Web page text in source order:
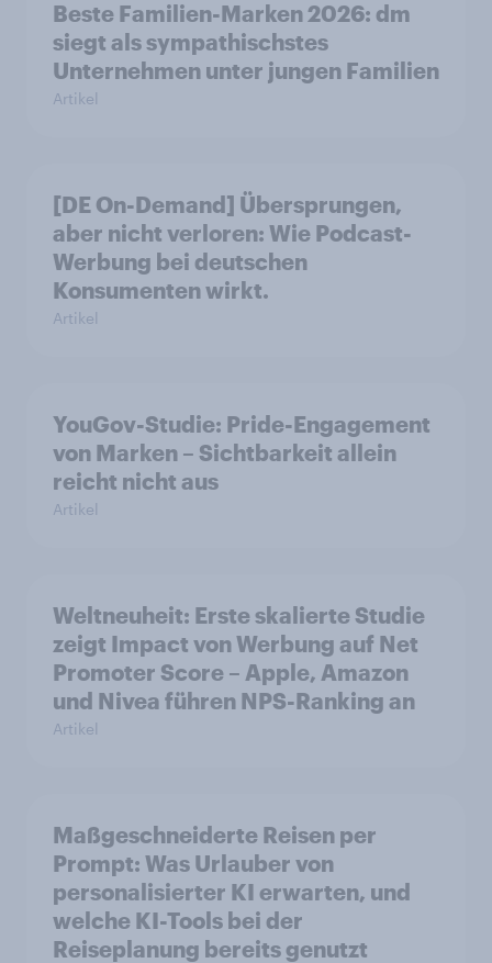
Beste Familien-Marken 2026: dm
siegt als sympathischstes
Unternehmen unter jungen Familien
Artikel
[DE On-Demand] Übersprungen,
aber nicht verloren: Wie Podcast-
Werbung bei deutschen
Konsumenten wirkt.
Artikel
YouGov-Studie: Pride-Engagement
von Marken – Sichtbarkeit allein
reicht nicht aus
Artikel
Weltneuheit: Erste skalierte Studie
zeigt Impact von Werbung auf Net
Promoter Score – Apple, Amazon
und Nivea führen NPS-Ranking an
Artikel
Maßgeschneiderte Reisen per
Prompt: Was Urlauber von
personalisierter KI erwarten, und
welche KI-Tools bei der
Reiseplanung bereits genutzt